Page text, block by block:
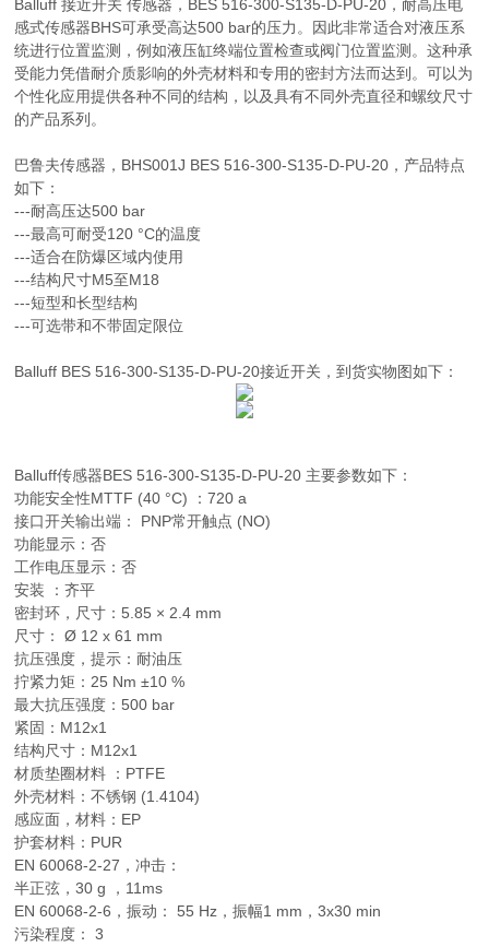
Balluff 接近开关 传感器，BES 516-300-S135-D-PU-20，耐高压电
感式传感器BHS可承受高达500 bar的压力。因此非常适合对液压系
统进行位置监测，例如液压缸终端位置检查或阀门位置监测。这种承
受能力凭借耐介质影响的外壳材料和专用的密封方法而达到。可以为
个性化应用提供各种不同的结构，以及具有不同外壳直径和螺纹尺寸
的产品系列。
巴鲁夫传感器，BHS001J BES 516-300-S135-D-PU-20，产品特点
如下：
---耐高压达500 bar
---最高可耐受120 °C的温度
---适合在防爆区域内使用
---结构尺寸M5至M18
---短型和长型结构
---可选带和不带固定限位
Balluff BES 516-300-S135-D-PU-20接近开关，到货实物图如下：
Balluff传感器BES 516-300-S135-D-PU-20 主要参数如下：
功能安全性MTTF (40 °C) ：720 a
接口开关输出端： PNP常开触点 (NO)
功能显示：否
工作电压显示：否
安装 ：齐平
密封环，尺寸：5.85 × 2.4 mm
尺寸： Ø 12 x 61 mm
抗压强度，提示：耐油压
拧紧力矩：25 Nm ±10 %
最大抗压强度：500 bar
紧固：M12x1
结构尺寸：M12x1
材质垫圈材料 ：PTFE
外壳材料：不锈钢 (1.4104)
感应面，材料：EP
护套材料：PUR
EN 60068-2-27，冲击：
半正弦，30 g ，11ms
EN 60068-2-6，振动： 55 Hz，振幅1 mm，3x30 min
污染程度： 3